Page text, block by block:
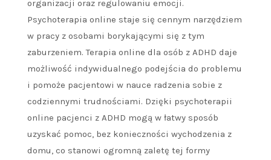
organizacji oraz regulowaniu emocji.
Psychoterapia online staje się cennym narzędziem
w pracy z osobami borykającymi się z tym
zaburzeniem. Terapia online dla osób z ADHD daje
możliwość indywidualnego podejścia do problemu
i pomoże pacjentowi w nauce radzenia sobie z
codziennymi trudnościami. Dzięki psychoterapii
online pacjenci z ADHD mogą w łatwy sposób
uzyskać pomoc, bez konieczności wychodzenia z
domu, co stanowi ogromną zaletę tej formy